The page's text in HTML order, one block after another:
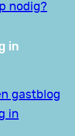
nodig?
in
gastblog
in